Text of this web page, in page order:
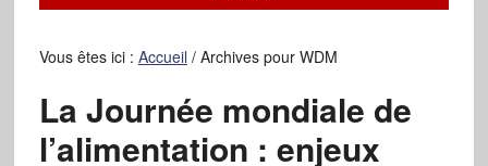
Vous êtes ici : Accueil /Archives pour WDM
La Journée mondiale de
l’alimentation : enjeux